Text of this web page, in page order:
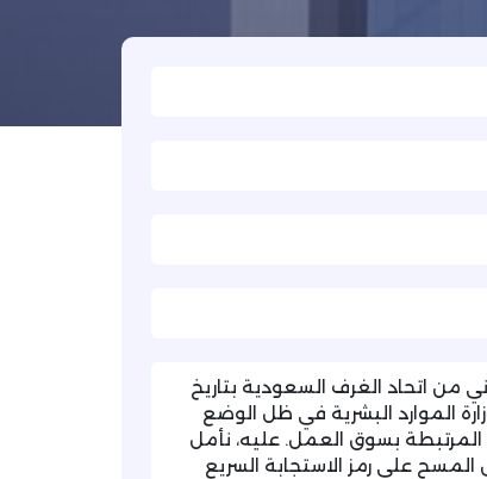
من اتحاد الغرف السعودية بتاريخ
وزارة الموارد البشرية في ظل الوضع
المرتبطة بسوق العمل. عليه، نأمل
على رمز الاستجابة السريع